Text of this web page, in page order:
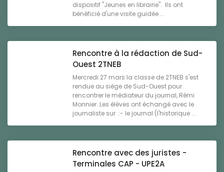
dispositif "Jeunes en librairie". Ils ont
bénéficié d'une visite guidée ...
Rencontre à la rédaction de Sud-
Ouest 2TNEB
Mercredi 27 mars la classe de 2TNEB s'est
rendue au siège de Sud-Ouest pour
rencontrer le médiateur du journal, Rémi
Monnier. Les élèves ont échangé avec le
journaliste sur :- le journal (l'historique ...
Rencontre avec des juristes -
Terminales CAP - UPE2A